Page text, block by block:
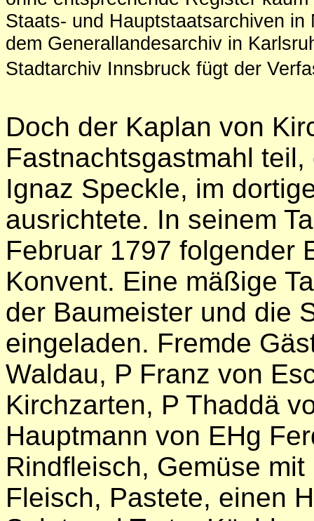
Staats- und Hauptstaatsarchiven
dem Generallandesarchiv in
Stadtarchiv Innsbruck fügt der
Doch der Kaplan von
Fastnachtsgastmahl
Ignaz Speckle, im
ausrichtete. In seinem
Februar 1797 folgender
Konvent. Eine mäßige
der Baumeister und die
eingeladen. Fremde
Waldau, P Franz von
Kirchzarten, P Thaddä
Hauptmann von EHg
Rindfleisch, Gemüse
Fleisch, Pastete, einen